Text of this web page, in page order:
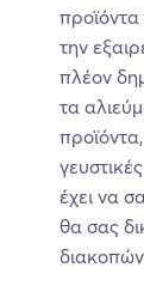
την
πλέον
τα
έχει να
θα σας